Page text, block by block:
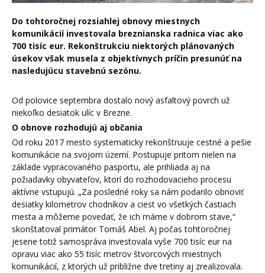
Do tohtoročnej rozsiahlej obnovy miestnych
komunikácií investovala breznianska radnica viac ako
700 tisíc eur. Rekonštrukciu niektorých plánovaných
úsekov však musela z objektívnych príčin presunúť na
nasledujúcu stavebnú sezónu.
Od polovice septembra dostalo nový asfaltový povrch už
niekoľko desiatok ulíc v Brezne.
O obnove rozhodujú aj občania
Od roku 2017 mesto systematicky rekonštruuje cestné a pešie
komunikácie na svojom území. Postupuje pritom nielen na
základe vypracovaného pasportu, ale prihliada aj na
požiadavky obyvateľov, ktorí do rozhodovacieho procesu
aktívne vstupujú. „Za posledné roky sa nám podarilo obnoviť
desiatky kilometrov chodníkov a ciest vo všetkých častiach
mesta a môžeme povedať, že ich máme v dobrom stave,“
skonštatoval primátor Tomáš Abel. Aj počas tohtoročnej
jesene totiž samospráva investovala vyše 700 tisíc eur na
opravu viac ako 55 tisíc metrov štvorcových miestnych
komunikácií, z ktorých už približne dve tretiny aj zrealizovala.